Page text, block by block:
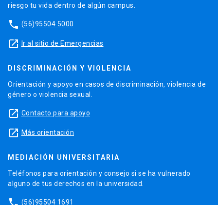
riesgo tu vida dentro de algún campus.
phone (56)95504 5000
launch Ir al sitio de Emergencias
DISCRIMINACIÓN Y VIOLENCIA
Orientación y apoyo en casos de discriminación, violencia de
género o violencia sexual.
launch Contacto para apoyo
launch Más orientación
MEDIACIÓN UNIVERSITARIA
Teléfonos para orientación y consejo si se ha vulnerado
alguno de tus derechos en la universidad.
(56)95504 1691